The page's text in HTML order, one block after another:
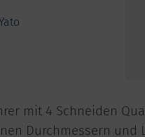
mit 4 Schneiden
Durchmessern und